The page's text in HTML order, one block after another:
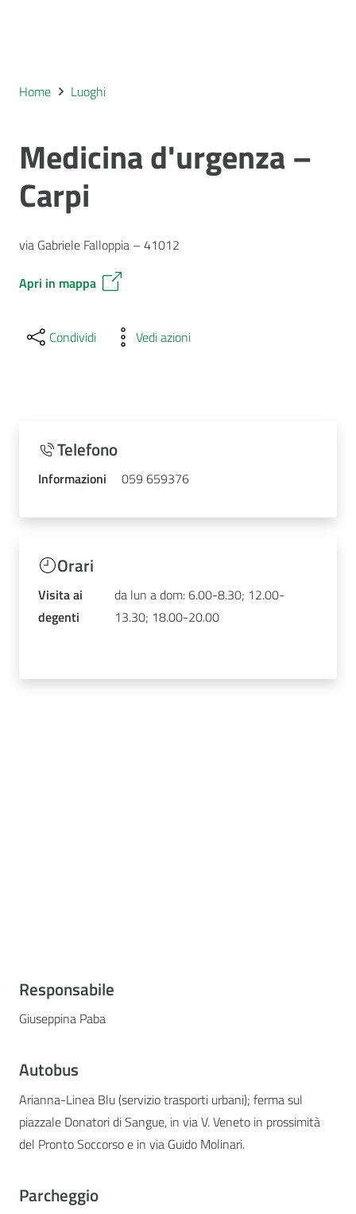
Home Luoghi
Medicina d'urgenza –
Carpi
via Gabriele Falloppia – 41012
Apri in mappa
Condividi Vedi azioni
Telefono
Informazioni 059 659376
Orari
Visita ai
degenti
da lun a dom: 6.00-8.30; 12.00-
13.30; 18.00-20.00
Responsabile
Giuseppina Paba
Autobus
Arianna-Linea Blu (servizio trasporti urbani); ferma sul
piazzale Donatori di Sangue, in via V. Veneto in prossimità
del Pronto Soccorso e in via Guido Molinari.
Parcheggio